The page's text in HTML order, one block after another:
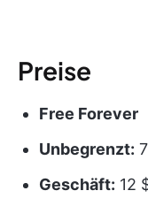
Preise
Free Forever
Unbegrenzt:
Geschäft: 12